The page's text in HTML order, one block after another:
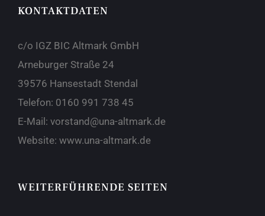
KONTAKTDATEN
c/o IGZ BIC Altmark GmbH
Arneburger Straße 24
39576 Hansestadt Stendal
Telefon: 0160 991 738 45
E-Mail: vorstand@una-altmark.de
Website: www.una-altmark.de
WEITERFÜHRENDE SEITEN